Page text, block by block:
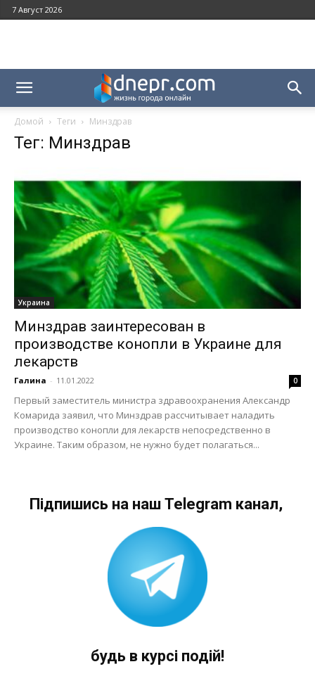
7 Август 2026
Домой Теги Минздрав
Тег: Минздрав
Украина
Минздрав заинтересован в
производстве конопли в Украине для
лекарств
Галина - 11.01.2022 0
Первый заместитель министра здравоохранения Александр
Комарида заявил, что Минздрав рассчитывает наладить
производство конопли для лекарств непосредственно в
Украине. Таким образом, не нужно будет полагаться...
Підпишись на наш Telegram канал,
будь в курсі подій!